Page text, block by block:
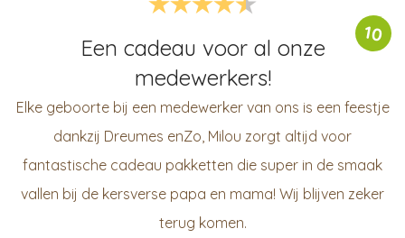
10
Een cadeau voor al onze
medewerkers!
Elke geboorte bij een medewerker van ons is een feestje
dankzij Dreumes enZo, Milou zorgt altijd voor
fantastische cadeau pakketten die super in de smaak
vallen bij de kersverse papa en mama! Wij blijven zeker
terug komen.